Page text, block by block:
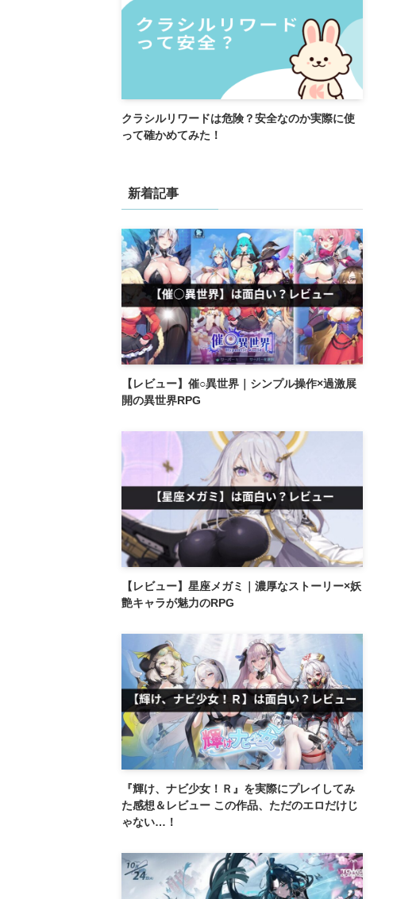
クラシルリワードは危険？安全なのか実際に使
って確かめてみた！
新着記事
【レビュー】催○異世界｜シンプル操作×過激展
開の異世界RPG
【レビュー】星座メガミ｜濃厚なストーリー×妖
艶キャラが魅力のRPG
『輝け、ナビ少女！Ｒ』を実際にプレイしてみ
た感想＆レビュー この作品、ただのエロだけじ
ゃない…！